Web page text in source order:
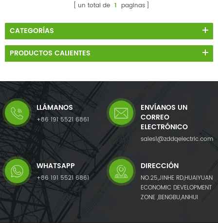
un total de 1 paginas
CATEGORÍAS
PRODUCTOS CALIENTES
LLÁMANOS
+86 191 5521 6861
ENVÍANOS UN
CORREO
ELECTRÓNICO
sales1@zddqelectric.com
WHATSAPP
+86 191 5521 6861
DIRECCIÓN
NO.25,JINHE RD,HUAIYUAN
ECONOMIC DEVELOPMENT
ZONE ,BENGBU,ANHUI